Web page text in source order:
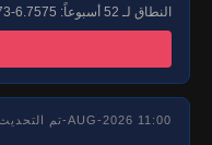
النطاق لـ 52 أسبوعاً: 6.7575-6.9973
تم التحديث: 07-AUG-2026 11:00